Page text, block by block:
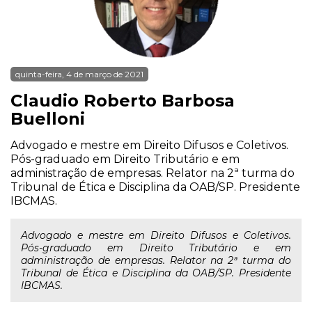
quinta-feira, 4 de março de 2021
Claudio Roberto Barbosa
Buelloni
Advogado e mestre em Direito Difusos e Coletivos.
Pós-graduado em Direito Tributário e em
administração de empresas. Relator na 2ª turma do
Tribunal de Ética e Disciplina da OAB/SP. Presidente
IBCMAS.
Advogado e mestre em Direito Difusos e Coletivos.
Pós-graduado em Direito Tributário e em
administração de empresas. Relator na 2ª turma do
Tribunal de Ética e Disciplina da OAB/SP. Presidente
IBCMAS.